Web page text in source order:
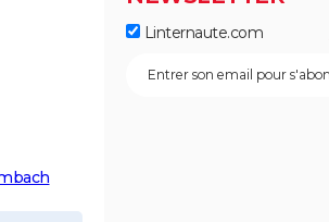
Linternaute.com